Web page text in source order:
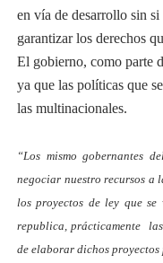
en vía de desarrollo sin
garantizar los derechos
El gobierno, como parte
ya que las políticas que
las multinacionales.
“Los mismo gobernantes
negociar nuestro recursos a
los proyectos de ley que
republica, prácticamente
de elaborar dichos